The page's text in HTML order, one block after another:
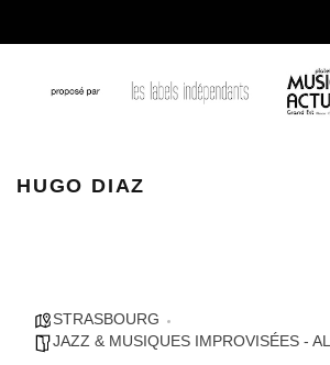
HUGO DIAZ
STRASBOURG
JAZZ & MUSIQUES IMPROVISÉES -